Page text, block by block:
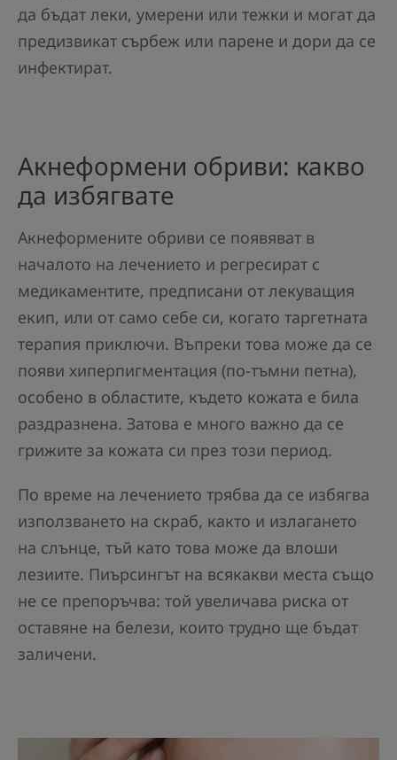
да бъдат леки, умерени или тежки и могат да
предизвикат сърбеж или парене и дори да се
инфектират.
Акнеформени обриви: какво
да избягвате
Акнеформените обриви се появяват в
началото на лечението и регресират с
медикаментите, предписани от лекуващия
екип, или от само себе си, когато таргетната
терапия приключи. Въпреки това може да се
появи хиперпигментация (по-тъмни петна),
особено в областите, където кожата е била
раздразнена. Затова е много важно да се
грижите за кожата си през този период.
По време на лечението трябва да се избягва
използването на скраб, както и излагането
на слънце, тъй като това може да влоши
лезиите. Пиърсингът на всякакви места също
не се препоръчва: той увеличава риска от
оставяне на белези, които трудно ще бъдат
заличени.